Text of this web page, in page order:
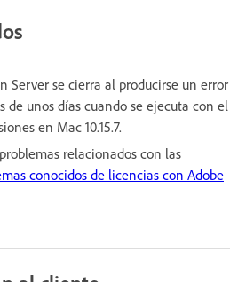
Server se cierra al producirse un error
de unos días cuando se ejecuta con el
en Mac 10.15.7.
relacionados con las
conocidos de licencias con Adobe